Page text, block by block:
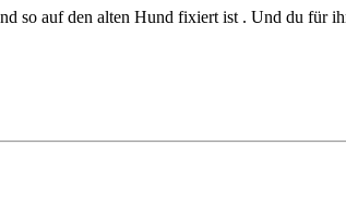
so auf den alten Hund fixiert ist . Und du für